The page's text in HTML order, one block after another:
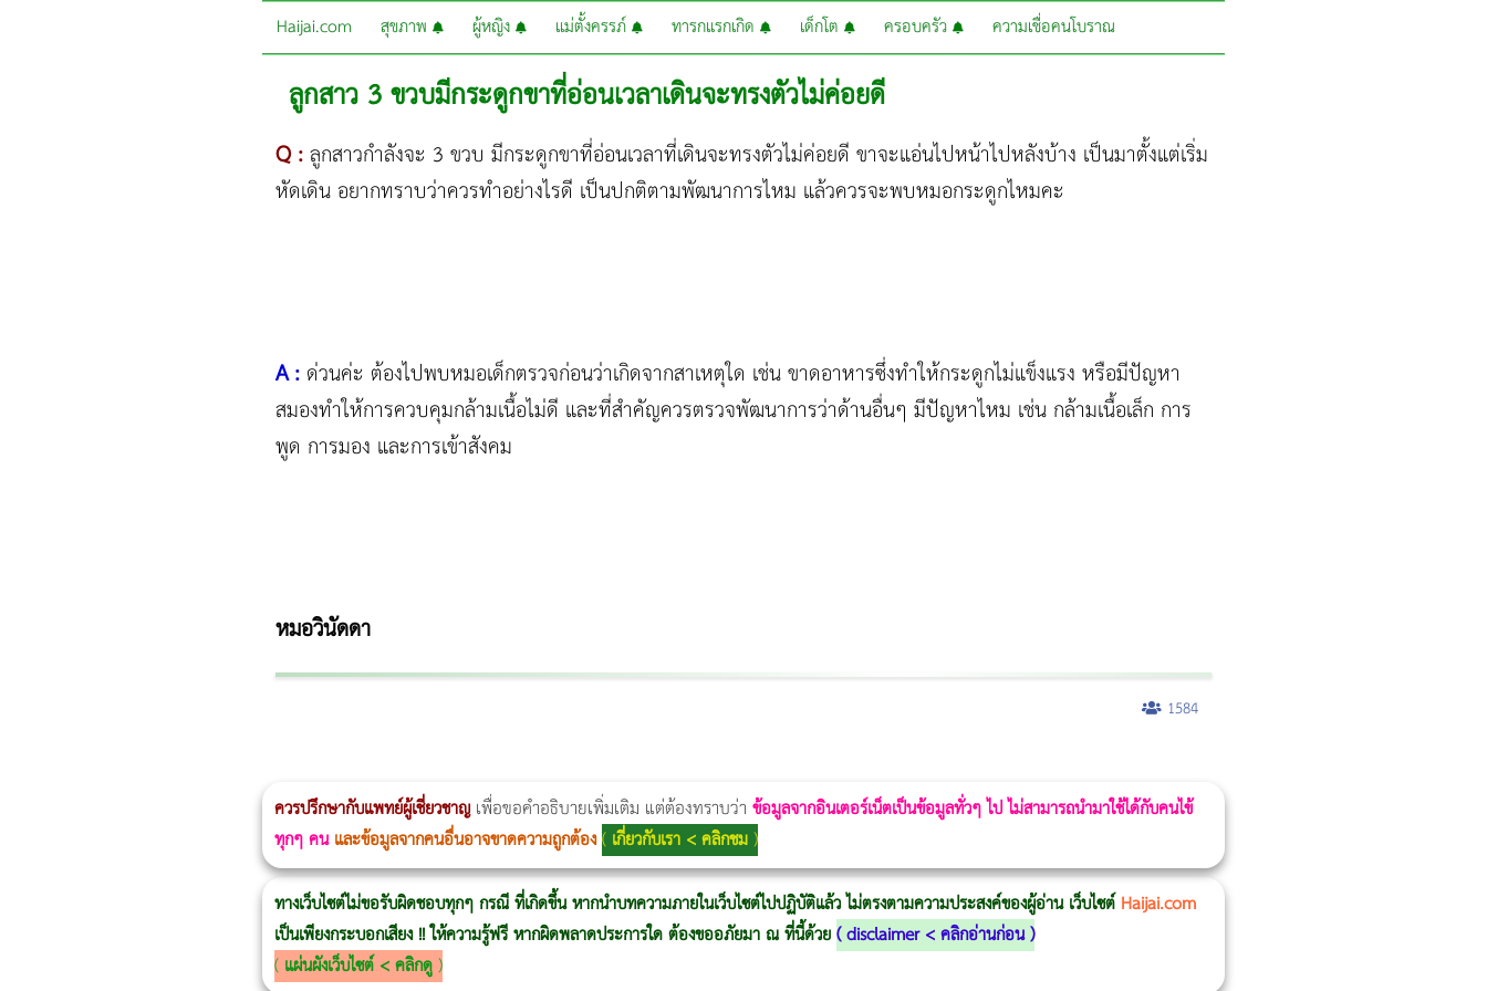
Haijai.com สุขภาพ ผู้หญิง แม่ตั้งครรภ์ ทารกแรกเกิด เด็กโต ครอบครัว ความเชื่อคนโบราณ
ลูกสาว 3 ขวบมีกระดูกขาที่อ่อนเวลาเดินจะทรงตัวไม่ค่อยดี
Q :ลูกสาวกำลังจะ 3 ขวบ มีกระดูกขาที่อ่อนเวลาที่เดินจะทรงตัวไม่ค่อยดี ขาจะแอ่นไปหน้าไปหลังบ้าง เป็นมาตั้งแต่เริ่ม
หัดเดิน อยากทราบว่าควรทำอย่างไรดี เป็นปกติตามพัฒนาการไหม แล้วควรจะพบหมอกระดูกไหมคะ
A :ด่วนค่ะ ต้องไปพบหมอเด็กตรวจก่อนว่าเกิดจากสาเหตุใด เช่น ขาดอาหารซึ่งทำให้กระดูกไม่แข็งแรง หรือมีปัญหา
สมองทำให้การควบคุมกล้ามเนื้อไม่ดี และที่สำคัญควรตรวจพัฒนาการว่าด้านอื่นๆ มีปัญหาไหม เช่น กล้ามเนื้อเล็ก การ
พูด การมอง และการเข้าสังคม
หมอวินัดดา
1584
ควรปรึกษากับแพทย์ผู้เชี่ยวชาญเพื่อขอคำอธิบายเพิ่มเติม แต่ต้องทราบว่า ข้อมูลจากอินเตอร์เน็ตเป็นข้อมูลทั่วๆ ไป ไม่สามารถนำมาใช้ได้กับคนไข้
ทุกๆ คน และข้อมูลจากคนอื่นอาจขาดความถูกต้อง( เกี่ยวกับเรา < คลิกชม)
ทางเว็บไซต์ไม่ขอรับผิดชอบทุกๆ กรณี ที่เกิดขึ้น หากนำบทความภายในเว็บไซต์ไปปฏิบัติแล้ว ไม่ตรงตามความประสงค์ของผู้อ่าน เว็บไซต์Haijai.com
เป็นเพียงกระบอกเสียง !! ให้ความรู้ฟรี หากผิดพลาดประการใด ต้องขออภัยมา ณ ที่นี้ด้วย(disclaimer < คลิกอ่านก่อน)
( แผ่นผังเว็บไซต์ < คลิกดู)